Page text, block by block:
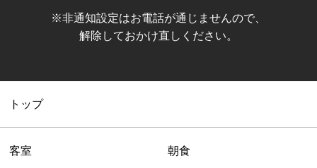
※非通知設定はお電話が通じませんので、
解除しておかけ直しください。
トップ
客室 朝食